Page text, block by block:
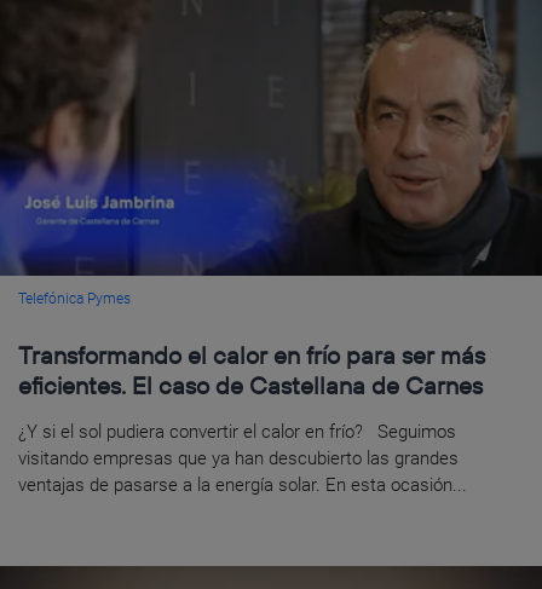
Telefónica Pymes
Transformando el calor en frío para ser más
eficientes. El caso de Castellana de Carnes
¿Y si el sol pudiera convertir el calor en frío? Seguimos
visitando empresas que ya han descubierto las grandes
ventajas de pasarse a la energía solar. En esta ocasión...